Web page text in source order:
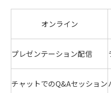
オンライン
プレゼンテーション配信
チャットでのQ&Aセッション